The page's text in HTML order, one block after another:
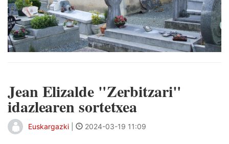
Jean Elizalde "Zerbitzari"
idazlearen sortetxea
Euskargazki 2024-03-19 11:09